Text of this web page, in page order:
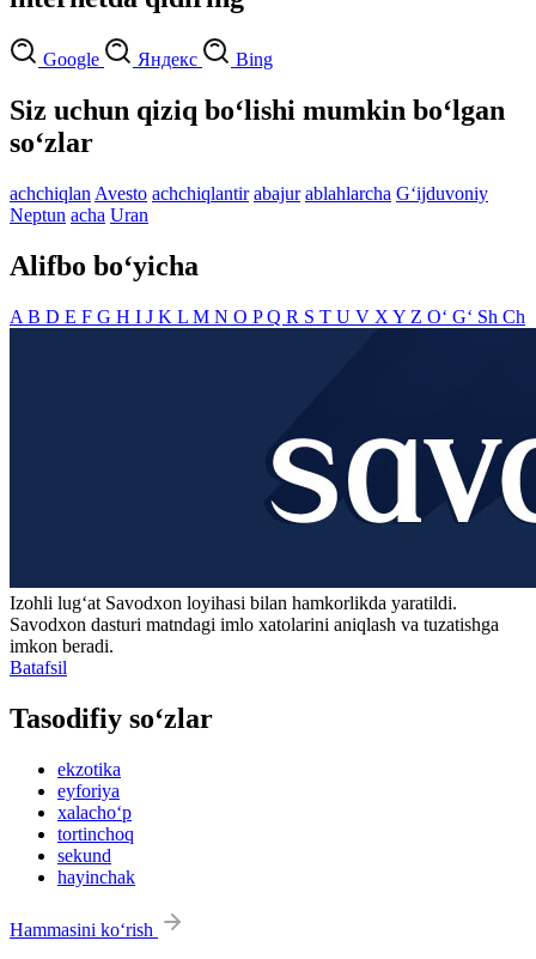
Google Яндекс Bing
Siz uchun qiziq bo‘lishi mumkin bo‘lgan
so‘zlar
achchiqlan Avesto achchiqlantir abajur ablahlarcha G‘ijduvoniy
Neptun acha Uran
Alifbo bo‘yicha
A B D E F G H I J K L M N O PQ R S T U V X Y Z O‘ G‘ Sh Ch
Izohli lugʻat Savodxon loyihasi bilan hamkorlikda yaratildi.
Savodxon dasturi matndagi imlo xatolarini aniqlash va tuzatishga
imkon beradi.
Batafsil
Tasodifiy so‘zlar
ekzotika
eyforiya
xalacho‘p
tortinchoq
sekund
hayinchak
Hammasini ko‘rish